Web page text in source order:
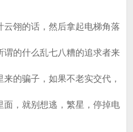
翎的话，然后拿起电梯角落
谓的什么乱七八糟的追求者来
的骗子，如果不老实交代，
，就别想逃，繁星，停掉电